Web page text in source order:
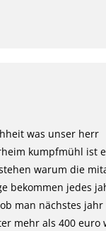
was unser herr
kumpfmühl ist
warum die
bekommen jedes
man nächstes
mehr als 400 euro